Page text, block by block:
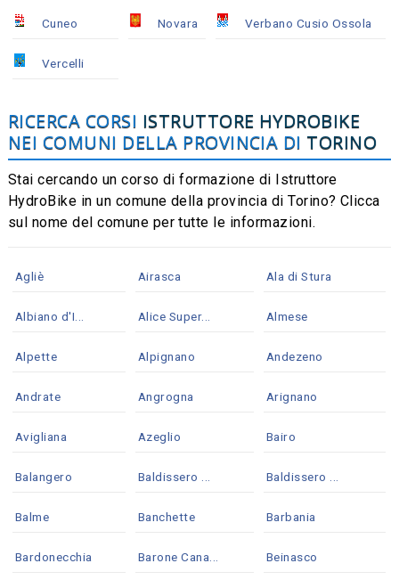
Cuneo Novara Verbano Cusio Ossola
Vercelli
RICERCA CORSI ISTRUTTORE HYDROBIKE
NEI COMUNI DELLA PROVINCIA DI TORINO
Stai cercando un corso di formazione di Istruttore
HydroBike in un comune della provincia di Torino? Clicca
sul nome del comune per tutte le informazioni.
Agliè Airasca Ala di Stura
Albiano d'I... Alice Super... Almese
Alpette Alpignano Andezeno
Andrate Angrogna Arignano
Avigliana Azeglio Bairo
Balangero Baldissero ... Baldissero ...
Balme Banchette Barbania
Bardonecchia Barone Cana... Beinasco